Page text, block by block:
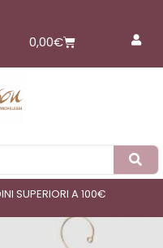
0,00€Carrello
SUPERIORI A 100€